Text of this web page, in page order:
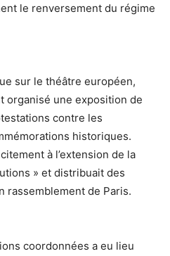
le renversement du régime
sur le théâtre européen,
organisé une exposition de
contre les
historiques.
à l’extension de la
» et distribuait des
rassemblement de Paris.
coordonnées a eu lieu